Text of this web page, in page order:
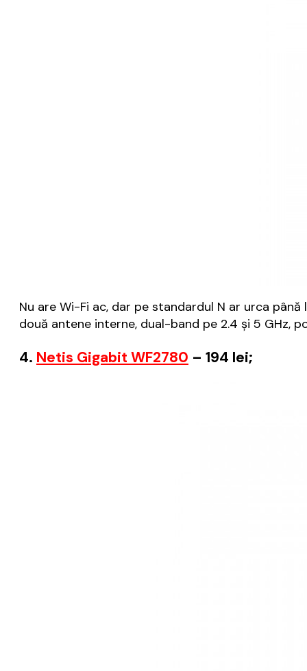
Nu are Wi-Fi ac, dar pe standardul N ar urca
două antene interne, dual-band pe 2.4 și 5 GHz,
4. Netis Gigabit WF2780 – 194 lei;